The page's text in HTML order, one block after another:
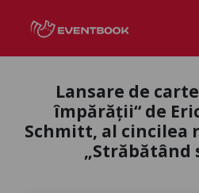
Lansare de
împărății“ de
Schmitt, al cincilea
„Străbătând